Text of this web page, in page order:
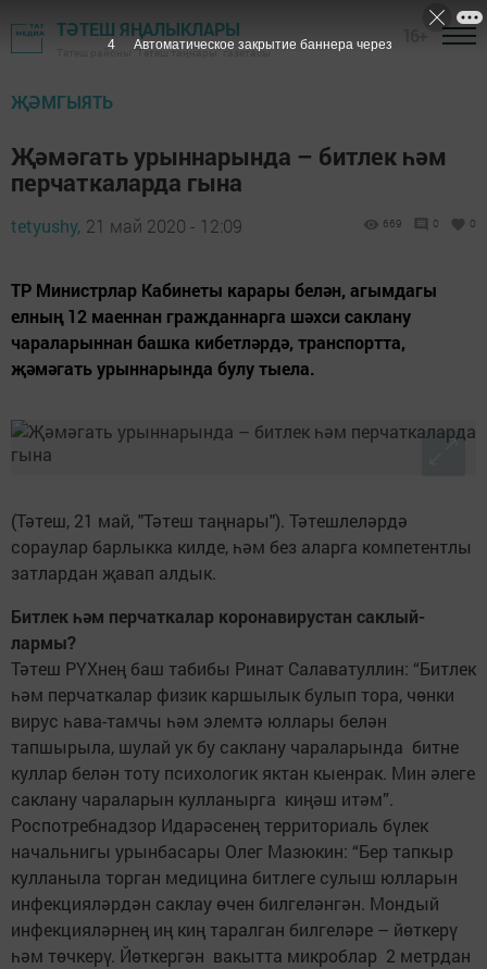
ТӘТЕШ ЯҢАЛЫКЛАРЫ
Тәтеш районы "Тәтеш таңнары" газетасы
ҖӘМГЫЯТЬ
Җәмәгать урыннарында – битлек һәм
перчаткаларда гына
tetyushy, 21 май 2020 - 12:09 669 0 0
ТР Министрлар Кабинеты карары белән, агымдагы
елның 12 маеннан гражданнарга шәхси саклану
чараларыннан башка кибетләрдә, транспортта,
җәмәгать урыннарында булу тыела.
(Тәтеш, 21 май, "Тәтеш таңнары"). Тәтешлеләрдә
сораулар барлыкка килде, һәм без аларга ­компетентлы
затлардан җавап алдык.
Битлек һәм перчатка­лар коронавирустан ­сак­­лый­
лармы?
Тәтеш РҮХнең баш табибы Ринат Салаватуллин: “Битлек
һәм перчаткалар физик каршылык булып тора, чөнки
вирус һава-тамчы һәм элемтә юллары белән
тапшырыла, шулай ук бу саклану чараларында битне
куллар белән тоту психологик яктан кыенрак. Мин әлеге
сак­лану чараларын кулланырга киңәш итәм”.
Роспотребнадзор Идарәсенең территориаль бүлек
начальнигы урынбасары Олег Мазюкин: “Бер тапкыр
кулланыла торган медицина битлеге сулыш юлларын
инфекцияләрдән сак­лау өчен билгеләнгән. Мондый
инфекцияләрнең иң киң таралган билгеләре – йөткерү
һәм төчкерү. Йөткергән вакытта мик­роблар 2 метрдан
3 Автоматическое закрытие баннера через